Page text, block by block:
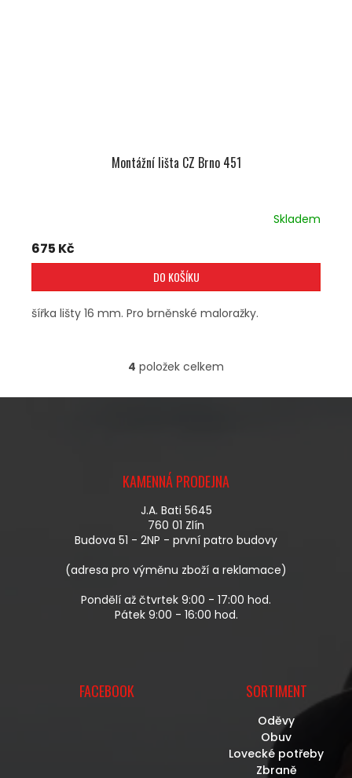
Montážní lišta CZ Brno 451
Skladem
675 Kč
DO KOŠÍKU
šířka lišty 16 mm. Pro brněnské maloražky.
O
L
Í
P
R
V
K
V
P
I
4 položek celkem
KAMENNÁ PRODEJNA
J.A. Bati 5645
760 01 Zlín
Budova 51 - 2NP - první patro budovy
(adresa pro výměnu zboží a reklamace)
Pondělí až čtvrtek 9:00 - 17:00 hod.
Pátek 9:00 - 16:00 hod.
FACEBOOK SORTIMENT
Oděvy
Obuv
Lovecké potřeby
Zbraně